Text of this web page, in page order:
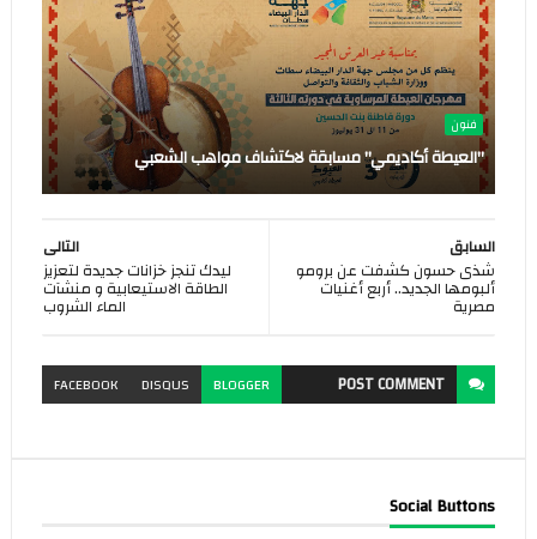
فنون
"العيطة أكاديمي" مسابقة لاكتشاف مواهب الشعبي
التالى
ليدك تنجز خزانات جديدة لتعزيز
الطاقة الاستيعابية و منشآت
الماء الشروب
السابق
شذى حسون كشفت عن برومو
ألبومها الجديد.. أربع أغنيات
مصرية
POSTCOMMENT
BLOGGER
DISQUS
FACEBOOK
Social Buttons